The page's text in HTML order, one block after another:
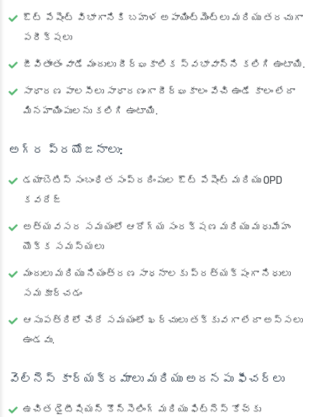
ఔట్ పేషెంట్ విభాగానికి బహుళ అపాయింట్‌మెంట్‌లు మరియు తరచుగా
పరీక్షలు
జీవితాంతం వాడే మందులు దీర్ఘకాలిక స్వభావాన్ని కలిగి ఉంటాయి.
సాధారణ పాలసీలు సాధారణంగా దీర్ఘకాలం వేచి ఉండే కాలం లేదా
మినహాయింపులను కలిగి ఉంటాయి.
అగ్ర ప్రయోజనాలు:
డయాబెటిస్ సంబంధిత సంప్రదింపుల ఔట్ పేషెంట్ మరియు OPD
కవరేజ్
అత్యవసర సమయంలో ఆరోగ్య సంరక్షణ మరియు మధుమేహం
యొక్క సమస్యలు
మందులు మరియు నియంత్రణ సాధనాలకు ప్రత్యక్షంగా నిధులు
సమకూర్చడం
ఆసుపత్రిలో చేరే సమయంలో ఖర్చులు తక్కువగా లేదా అస్సలు
ఉండవు.
వెల్నెస్ కార్యక్రమాలు మరియు అదనపు ఫీచర్లు
ఉచిత డైటీషియన్ కౌన్సెలింగ్ మరియు ఫిట్‌నెస్ కోచ్‌కు